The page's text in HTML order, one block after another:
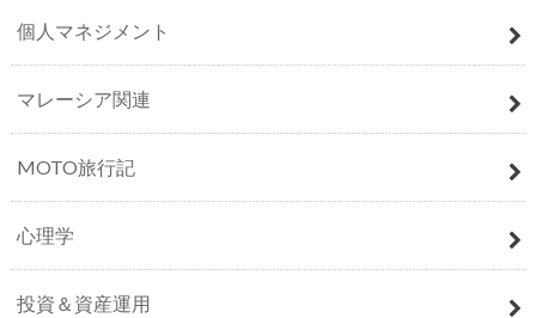
個人マネジメント
マレーシア関連
MOTO旅行記
心理学
投資＆資産運用